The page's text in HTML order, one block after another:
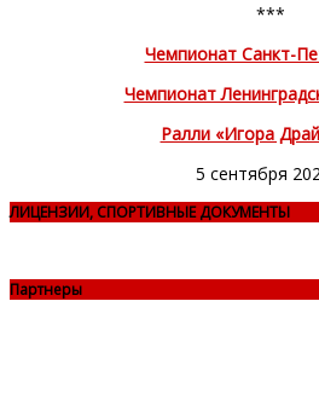
***
Чемпионат Санкт-
Чемпионат
Ралли «Игора
5 сентября
ЛИЦЕНЗИИ, СПОРТИВНЫЕ ДОКУМЕНТЫ
Партнеры